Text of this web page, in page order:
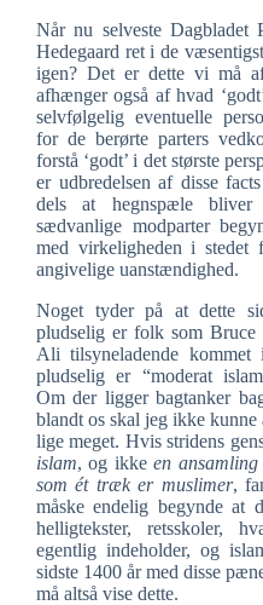
Når nu selveste Dagbladet
Hedegaard ret i de
igen? Det er dette vi må
afhænger også af hvad
selvfølgelig eventuelle
for de berørte parters
forstå ‘godt’ i det største
er udbredelsen af disse
dels at hegnspæle
sædvanlige modparter
med virkeligheden i stedet
angivelige uanstændighed.
Noget tyder på at dette
pludselig er folk som
Ali tilsyneladende
pludselig er “moderat
Om der ligger bagtanker
blandt os skal jeg ikke kunne
lige meget. Hvis stridens
islam, og ikkeen ansamling
som ét træk er muslimer,
måske endelig begynde at
helligtekster, retsskoler,
egentlig indeholder, og
sidste 1400 år med disse
må altså vise dette.